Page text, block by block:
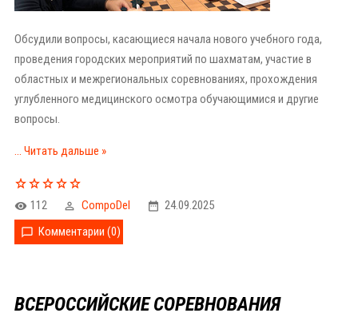
Обсудили вопросы, касающиеся начала нового учебного года,
проведения городских мероприятий по шахматам, участие в
областных и межрегиональных соревнованиях, прохождения
углубленного медицинского осмотра обучающимися и другие
вопросы.
... Читать дальше »
112 CompoDel
24.09.2025
Комментарии (0)
ВСЕРОССИЙСКИЕ СОРЕВНОВАНИЯ